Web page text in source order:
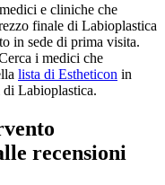
e cliniche che
finale di Labioplastica
in sede di prima visita.
i medici che
lista di Estheticon in
di Labioplastica.
recensioni